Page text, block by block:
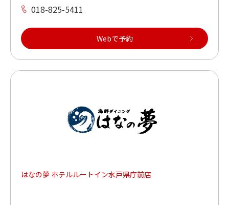
キッズメニューあり
ご当地メニューあり
多目的トイレがある（店内又は同ビル）
018-825-5411
Webで予約
はなの夢 ホテルルートイン水戸県庁前店